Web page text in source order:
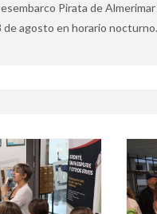
Pirata de
agosto en horario